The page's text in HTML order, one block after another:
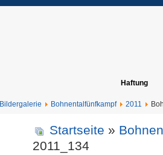
Haftung
Bildergalerie Bohnentalfünfkampf 2011
Startseite »
2011_134